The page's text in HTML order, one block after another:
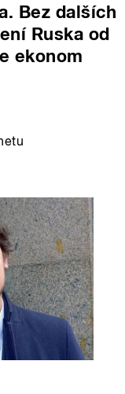
Bez dalších
Ruska od
ekonom